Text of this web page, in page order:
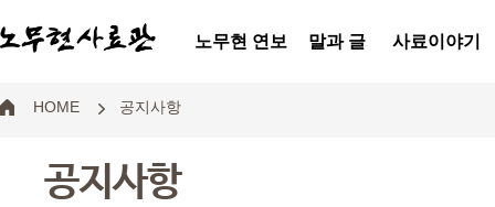
노무현 연보 말과 글 사료이야기
HOME 공지사항
공지사항